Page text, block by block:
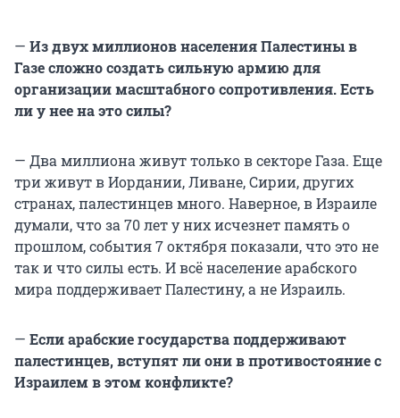
— Из двух миллионов населения Палестины в
Газе сложно создать сильную армию для
организации масштабного сопротивления. Есть
ли у нее на это силы?
— Два миллиона живут только в секторе Газа. Еще
три живут в Иордании, Ливане, Сирии, других
странах, палестинцев много. Наверное, в Израиле
думали, что за 70 лет у них исчезнет память о
прошлом, события 7 октября показали, что это не
так и что силы есть. И всё население арабского
мира поддерживает Палестину, а не Израиль.
— Если арабские государства поддерживают
палестинцев, вступят ли они в противостояние с
Израилем в этом конфликте?